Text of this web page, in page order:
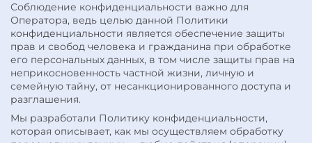
Соблюдение конфиденциальности важно для
Оператора, ведь целью данной Политики
конфиденциальности является обеспечение защиты
прав и свобод человека и гражданина при обработке
его персональных данных, в том числе защиты прав на
неприкосновенность частной жизни, личную и
семейную тайну, от несанкционированного доступа и
разглашения.
Мы разработали Политику конфиденциальности,
которая описывает, как мы осуществляем обработку